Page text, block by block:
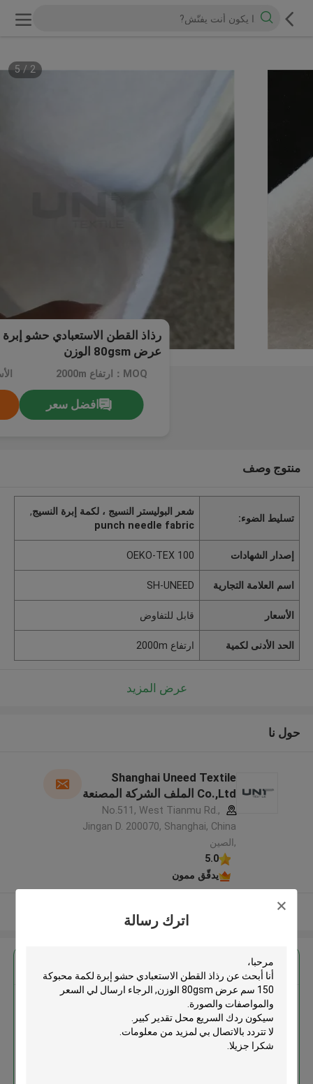
اترك رسالة
2
/
5
عرض 80gsm الوزن
MOQ：ارتفاع 2000m
افضل سعر
منتوج وصف
تسليط الضوء:
شعر البوليستر النسيج ، لكمة إبرة النسيج,
punch needle fabric
إصدار الشهادات OEKO-TEX 100
اسم العلامة التجارية SH-UNEED
الأسعار قابل للتفاوض
الحد الأدنى لكمية ارتفاع 2000m
عرض المزيد
حول نا
Shanghai Uneed Textile
Co.,Ltd الملف الشركة المصنعة
No.511, West Tianmu Rd.,
Jingan D. 200070, Shanghai, China
,الصين
5.0
يدقّق ممون
عرض المزيد
رذاذ القطن الاستعبادي حشو إبرة
الوزن